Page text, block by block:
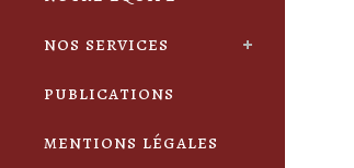
nos services
publications
mentions légales